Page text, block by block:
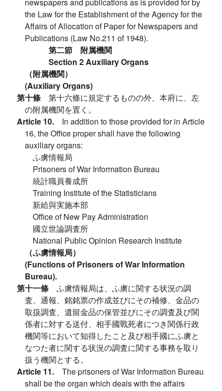
newspapers and publications as is provided for by
the Law for the Establishment of the Agency for the
Affairs of Allocation of Paper for Newspapers and
Publications (Law No.211 of 1948).
第二節 附属機関
Section 2 Auxiliary Organs
（附属機関）
(Auxiliary Organs)
第十條 第十六條に規定するものの外、本府に、左
の附属機関を置く。
Article 10. In addition to those provided for in Article
16, the Office proper shall have the following
auxiliary organs:
ふ虜情報局
Prisoners of War Information Bureau
統計職員養成所
Training Institute of the Statisticians
新給與実施本部
Office of New Pay Administration
國立世論調査所
National Public Opinion Research Institute
（ふ虜情報局）
(Functions of Prisoners of War Information
Bureau).
第十一條 ふ虜情報局は、ふ虜に関する状況の調
査、通報、銘銘票の作成並びにその補修、金品の
取扱調査、遺留金品の保管並びにその調査及び関
係者に対する送付、相手國戰死者につき関係行政
機関等において知得したこと及び相手國にふ虜と
なつた者に関する状況の調査に関する事務を取り
扱う機関とする。
Article 11. The prisoners of War Information Bureau
shall be the organ which deals with the affairs